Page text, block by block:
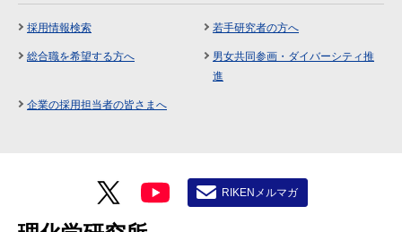
採用情報検索 若手研究者の方へ
総合職を希望する方へ
男女共同参画・ダイバーシティ推
進
企業の採用担当者の皆さまへ
RIKENメルマガ